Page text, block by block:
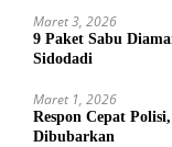
Maret 3, 2026
9 Paket Sabu
Sidodadi
Maret 1, 2026
Respon Cepat
Dibubarkan